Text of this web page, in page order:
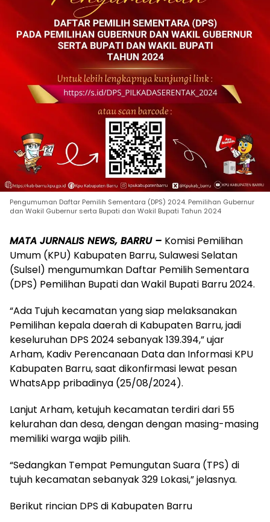
Pengumuman Daftar Pemilih Sementara (DPS) 2024. Pemilihan Gubernur
dan Wakil Gubernur serta Bupati dan Wakil Bupati Tahun 2024
MATA JURNALIS NEWS, BARRU – Komisi Pemilihan
Umum (KPU) Kabupaten Barru, Sulawesi Selatan
(Sulsel) mengumumkan Daftar Pemilih Sementara
(DPS) Pemilihan Bupati dan Wakil Bupati Barru 2024.
“Ada Tujuh kecamatan yang siap melaksanakan
Pemilihan kepala daerah di Kabupaten Barru, jadi
keseluruhan DPS 2024 sebanyak 139.394,” ujar
Arham, Kadiv Perencanaan Data dan Informasi KPU
Kabupaten Barru, saat dikonfirmasi lewat pesan
WhatsApp pribadinya (25/08/2024).
Lanjut Arham, ketujuh kecamatan terdiri dari 55
kelurahan dan desa, dengan dengan masing-masing
memiliki warga wajib pilih.
“Sedangkan Tempat Pemungutan Suara (TPS) di
tujuh kecamatan sebanyak 329 Lokasi,” jelasnya.
Berikut rincian DPS di Kabupaten Barru